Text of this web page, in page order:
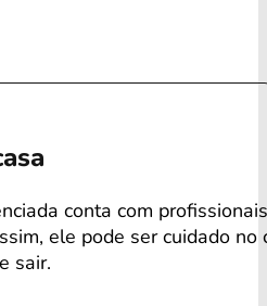
conta com
ele pode ser cuidado no
sair.